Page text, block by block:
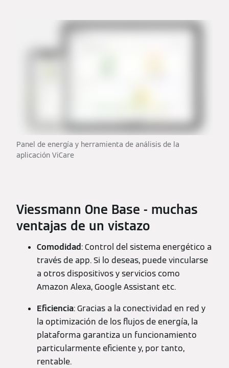
Panel de energía y herramienta de análisis de la
aplicación ViCare
Viessmann One Base - muchas
ventajas de un vistazo
Comodidad: Control del sistema energético a
través de app. Si lo deseas, puede vincularse
a otros dispositivos y servicios como
Amazon Alexa, Google Assistant etc.
Eficiencia: Gracias a la conectividad en red y
la optimización de los flujos de energía, la
plataforma garantiza un funcionamiento
particularmente eficiente y, por tanto,
rentable.